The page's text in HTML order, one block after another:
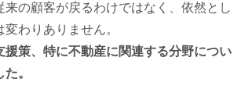
来の顧客が戻るわけではなく、依然とし
わりありません。
援策、特に不動産に関連する分野につい
。